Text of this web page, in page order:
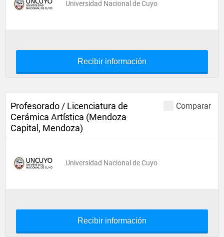
Universidad Nacional de Cuyo
Recibir información
Comparar
Profesorado / Licenciatura de
Cerámica Artística (Mendoza
Capital, Mendoza)
Universidad Nacional de Cuyo
Recibir información